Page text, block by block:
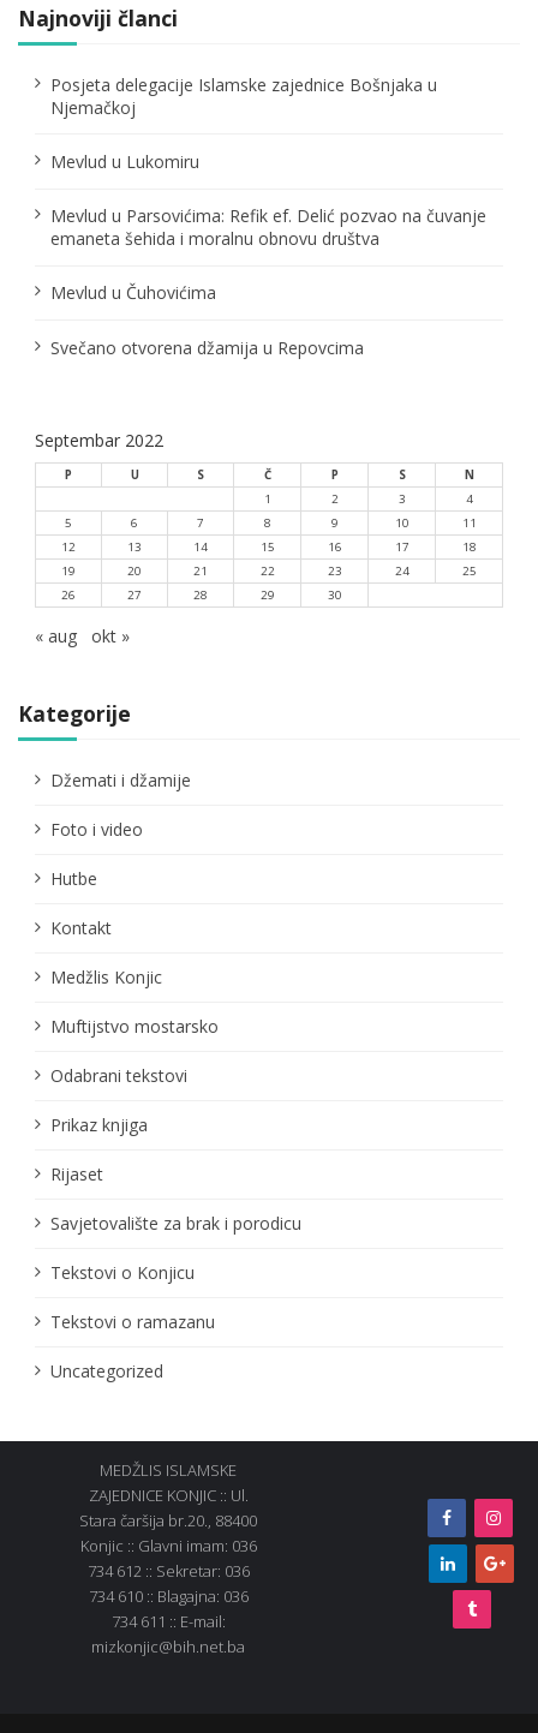
j
l
n
a
Najnoviji članci
Posjeta delegacije Islamske zajednice Bošnjaka u
Njemačkoj
Mevlud u Lukomiru
Mevlud u Parsovićima: Refik ef. Delić pozvao na čuvanje
emaneta šehida i moralnu obnovu društva
Mevlud u Čuhovićima
Svečano otvorena džamija u Repovcima
Septembar 2022
P U S Č P S
N
1
2 3
4
5
6 7 8 9 10
11
12
13 14 15 16 17
18
19
20 21 22 23 24
25
26
27 28 29 30
« aug okt »
Kategorije
Džemati i džamije
Foto i video
Hutbe
Kontakt
Medžlis Konjic
Muftijstvo mostarsko
Odabrani tekstovi
Prikaz knjiga
Rijaset
Savjetovalište za brak i porodicu
Tekstovi o Konjicu
Tekstovi o ramazanu
Uncategorized
MEDŽLIS ISLAMSKE
ZAJEDNICE KONJIC :: Ul.
Stara čaršija br.20., 88400
Konjic :: Glavni imam: 036
734 612 :: Sekretar: 036
734 610 :: Blagajna: 036
734 611 :: E-mail:
mizkonjic@bih.net.ba